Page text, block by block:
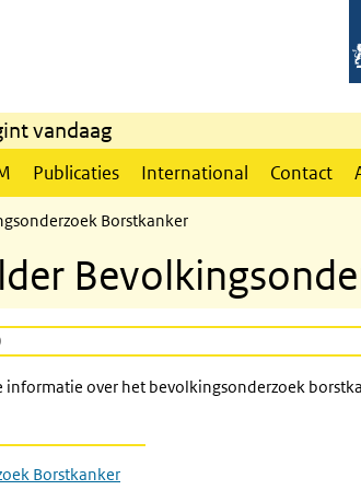
vandaag
Publicaties International Contact
Borstkanker
over het bevolkingsonderzoek
Borstkanker